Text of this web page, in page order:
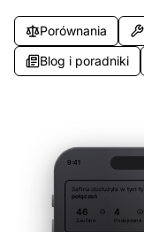
Porównania
Blog i poradniki